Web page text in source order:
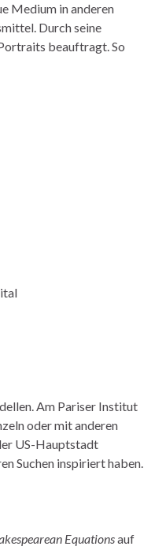
Medium in anderen
Durch seine
beauftragt. So
Am Pariser Institut
oder mit anderen
US-Hauptstadt
Suchen inspiriert haben.
Equationsauf